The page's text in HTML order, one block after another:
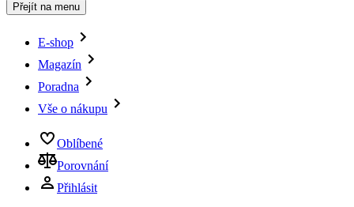
Přejít na menu
E-shop
Magazín
Poradna
Vše o nákupu
Oblíbené
Porovnání
Přihlásit